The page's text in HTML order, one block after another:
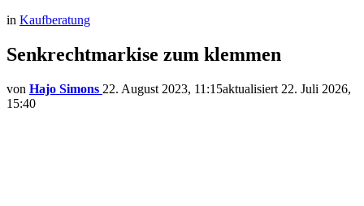
in Kaufberatung
Senkrechtmarkise zum klemmen
von Hajo Simons 22. August 2023, 11:15aktualisiert 22. Juli 2026,
15:40